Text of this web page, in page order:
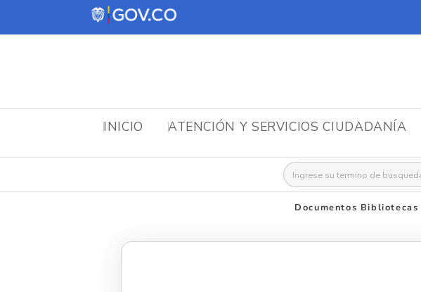
INICIO ATENCIÓN Y SERVICIOS CIUDADANÍA
Buscar:
Documentos Bibliotecas